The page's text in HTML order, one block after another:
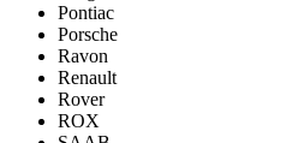
Pontiac
Porsсhe
Ravon
Renault
Rover
ROX